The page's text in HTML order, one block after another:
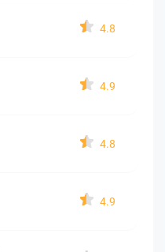
4.8
4.9
4.8
4.9